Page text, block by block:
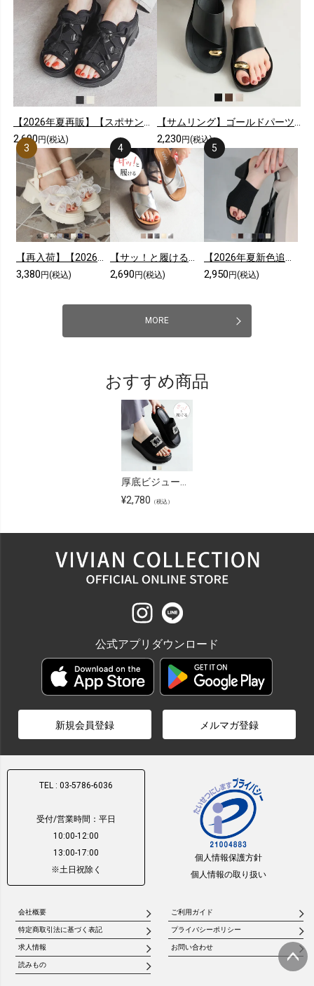
【2026年夏再販】【スポサン】やわらかソールレースアップスニーカーサンダル
2,690 円(税込)
【サムリング】ゴールドパーツカジュアルコンフォートトングサンダル
2,230 円(税込)
【再入荷】【2026年夏新色追加】シアークロスフリル厚底ストラップサンダル
3,380 円(税込)
【サッ！と履ける】【2026年夏新色追加】厚底コンフォートクロスサンダル
2,690 円(税込)
【2026年夏新色追加】スクエアトゥニットミュールサンダル
2,950 円(税込)
MORE
おすすめ商品
厚底ビジューニットサンダル
¥2,780 （税込）
公式アプリダウンロード
新規会員登録 メルマガ登録
TEL : 03-5786-6036
受付/営業時間：平日
10:00-12:00
13:00-17:00
※土日祝除く
個人情報保護方針
個人情報の取り扱い
会社概要 ご利用ガイド
特定商取引法に基づく表記 プライバシーポリシー
求人情報 お問い合わせ
読みもの